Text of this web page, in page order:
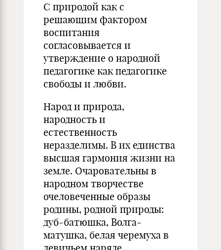
С природой как с
решающим фактором
воспитания
согласовывается и
утверждение о народной
педагогике как педагогике
свободы и любви.
Народ и природа,
народность и
естественность
неразделимы. В их единства
высшая гармония жизни на
земле. Очаровательны в
народном творчестве
очеловеченные образы
родины, родной природы:
дуб-батюшка, Волга-
матушка, белая черемуха в